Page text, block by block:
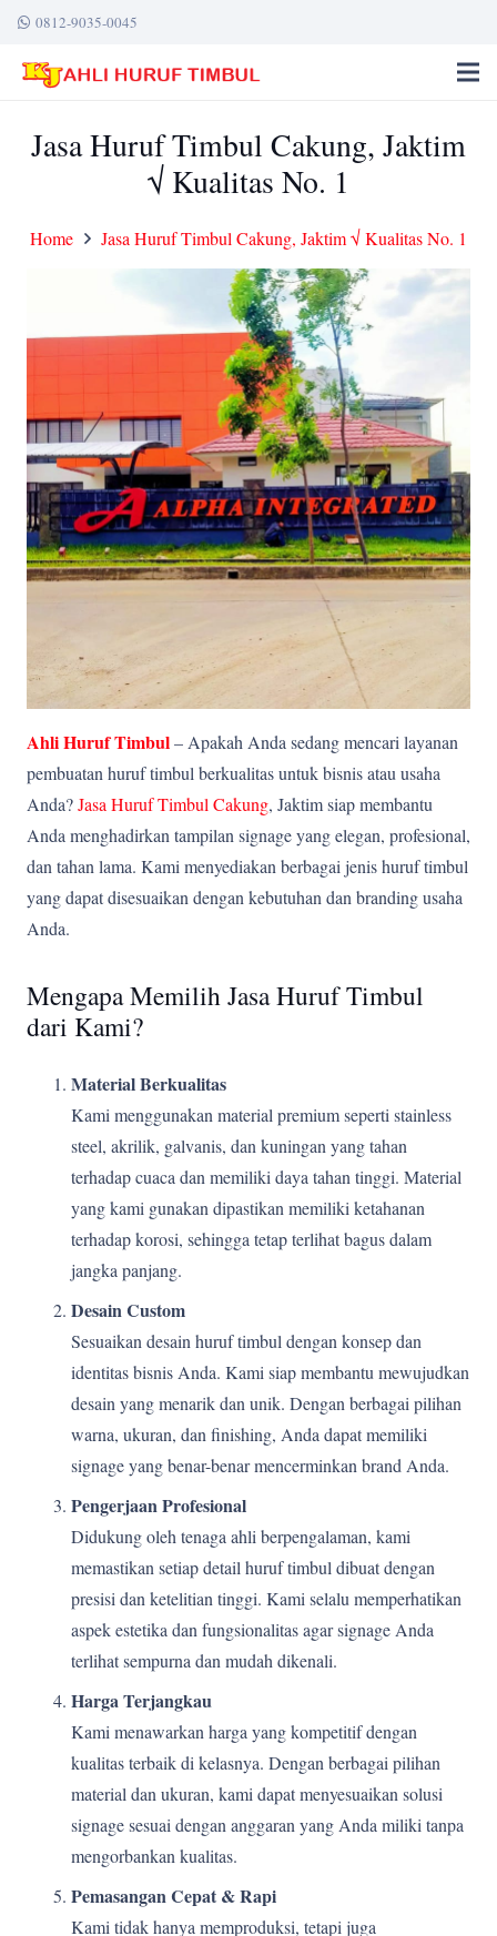
0812-9035-0045
Jasa Huruf Timbul Cakung, Jaktim
√ Kualitas No. 1
Home Jasa Huruf Timbul Cakung, Jaktim √ Kualitas No. 1
Ahli Huruf Timbul– Apakah Anda sedang mencari layanan
pembuatan huruf timbul berkualitas untuk bisnis atau usaha
Anda?Jasa Huruf Timbul Cakung, Jaktim siap membantu
Anda menghadirkan tampilan signage yang elegan, profesional,
dan tahan lama. Kami menyediakan berbagai jenis huruf timbul
yang dapat disesuaikan dengan kebutuhan dan branding usaha
Anda.
Mengapa Memilih Jasa Huruf Timbul
dari Kami?
Material Berkualitas
Kami menggunakan material premium seperti stainless
steel, akrilik, galvanis, dan kuningan yang tahan
terhadap cuaca dan memiliki daya tahan tinggi. Material
yang kami gunakan dipastikan memiliki ketahanan
terhadap korosi, sehingga tetap terlihat bagus dalam
jangka panjang.
Desain Custom
Sesuaikan desain huruf timbul dengan konsep dan
identitas bisnis Anda. Kami siap membantu mewujudkan
desain yang menarik dan unik. Dengan berbagai pilihan
warna, ukuran, dan finishing, Anda dapat memiliki
signage yang benar-benar mencerminkan brand Anda.
Pengerjaan Profesional
Didukung oleh tenaga ahli berpengalaman, kami
memastikan setiap detail huruf timbul dibuat dengan
presisi dan ketelitian tinggi. Kami selalu memperhatikan
aspek estetika dan fungsionalitas agar signage Anda
terlihat sempurna dan mudah dikenali.
Harga Terjangkau
Kami menawarkan harga yang kompetitif dengan
kualitas terbaik di kelasnya. Dengan berbagai pilihan
material dan ukuran, kami dapat menyesuaikan solusi
signage sesuai dengan anggaran yang Anda miliki tanpa
mengorbankan kualitas.
Pemasangan Cepat & Rapi
Kami tidak hanya memproduksi, tetapi juga